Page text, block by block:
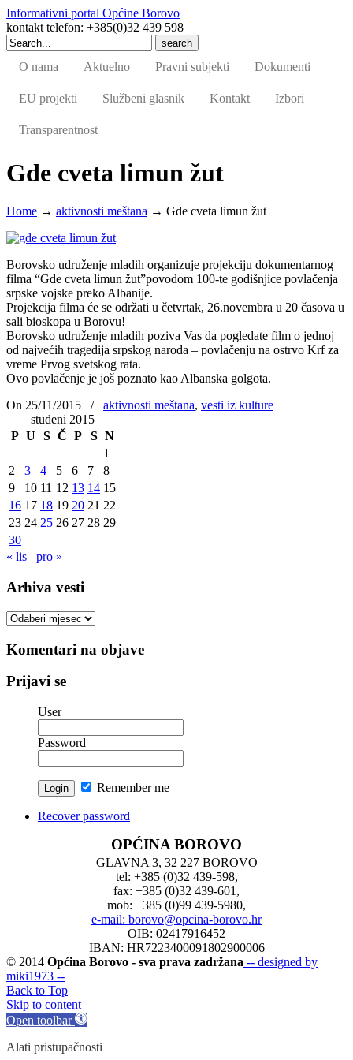
Informativni portal Općine Borovo
kontakt telefon: +385(0)32 439 598
Search
for:
O nama
Aktuelno Pravni subjekti Dokumenti
EU projekti Službeni glasnik Kontakt Izbori
Transparentnost
Gde cveta limun žut
Home → aktivnosti meštana → Gde cveta limun žut
Borovsko udruženje mladih organizuje projekciju dokumentarnog
filma “Gde cveta limun žut”povodom 100-te godišnjice povlačenja
srpske vojske preko Albanije.
Projekcija filma će se održati u četvrtak, 26.novembra u 20 časova u
sali bioskopa u Borovu!
Borovsko udruženje mladih poziva Vas da pogledate film o jednoj
od najvećih tragedija srpskog naroda – povlačenju na ostrvo Krf za
vreme Prvog svetskog rata.
Ovo povlačenje je još poznato kao Albanska golgota.
On 25/11/2015
/ aktivnosti meštana, vesti iz kulture
studeni 2015
P U S Č P S N
1
2
3 4 5 6 7
8
9
10 11 12 13 14 15
16 17 18 19 20 21 22
23 24 25 26 27 28 29
30
« lis
pro »
Arhiva vesti
Arhiva
Komentari na objave
Prijavi se
User
Password
Remember me
Recover password
OPĆINA BOROVO
GLAVNA 3, 32 227 BOROVO
tel: +385 (0)32 439-598,
fax: +385 (0)32 439-601,
mob: +385 (0)99 439-5980,
e-mail: borovo@opcina-borovo.hr
OIB: 02417916452
IBAN: HR7223400091802900006
© 2014 Općina Borovo - sva prava zadržana -- designed by
miki1973 --
Back to Top
Skip to content
Open toolbar
Alati pristupačnosti